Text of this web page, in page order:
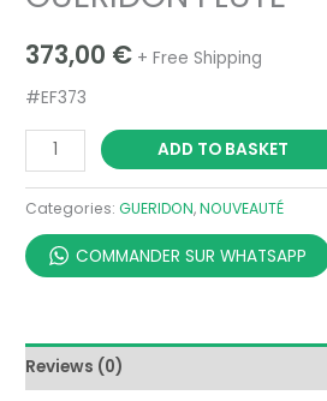
373,00 € + Free Shipping
#EF373
ADD TO BASKET
Categories:GUERIDON,NOUVEAUTÉ
COMMANDER SUR WHATSAPP
Reviews (0)